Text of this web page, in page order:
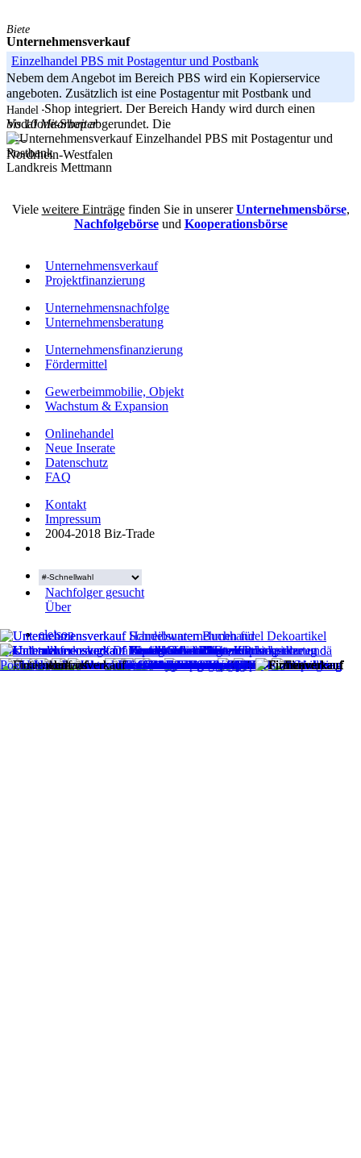
Biete
Unternehmensverkauf
Einzelhandel PBS mit Postagentur und Postbank
Nebem dem Angebot im Bereich PBS wird ein Kopierservice
angeboten. Zusätzlich ist eine Postagentur mit Postbank und
Quelle-Shop integriert. Der Bereich Handy wird durch einen
Vodafone-Shop abgerundet. Die
-----
Nordrhein-Westfalen
Handel
bis 10 Mitarbeiter
Landkreis Mettmann
Viele weitere Einträgefinden Sie in unsererUnternehmensbörse,
Nachfolgebörseund Kooperationsbörse
Unternehmensverkauf
Projektfinanzierung
Unternehmensnachfolge
Unternehmensberatung
Unternehmensfinanzierung
Fördermittel
Gewerbeimmobilie, Objekt
Wachstum & Expansion
Onlinehandel
Neue Inserate
Datenschutz
FAQ
Kontakt
Impressum
2004-2018 Biz-Trade
Nachfolger gesucht
Über
eleison